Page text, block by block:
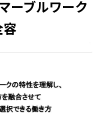
ーブルワーク
容